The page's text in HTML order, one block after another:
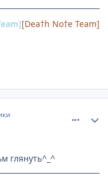
[Dea†h No†e Team]
глянуть^_^